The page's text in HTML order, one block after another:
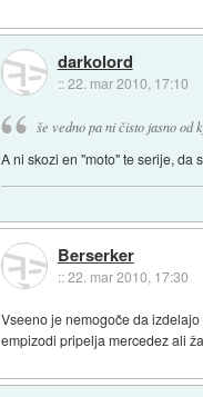
darkolord
::22. mar 2010, 17:10
še vedno pa ni čisto jasno od
A ni skozi en "moto" te serije,
Berserker
::22. mar 2010, 17:30
Vseeno je nemogoče da
empizodi pripelja mercedez ali